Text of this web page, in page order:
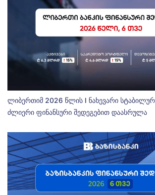
ლიბერთიმ 2026 წლის I ნახევარი
ძლიერი ფინანსური შედეგებით დაასრულა